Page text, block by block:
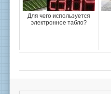
Для чего используется
электронное табло?